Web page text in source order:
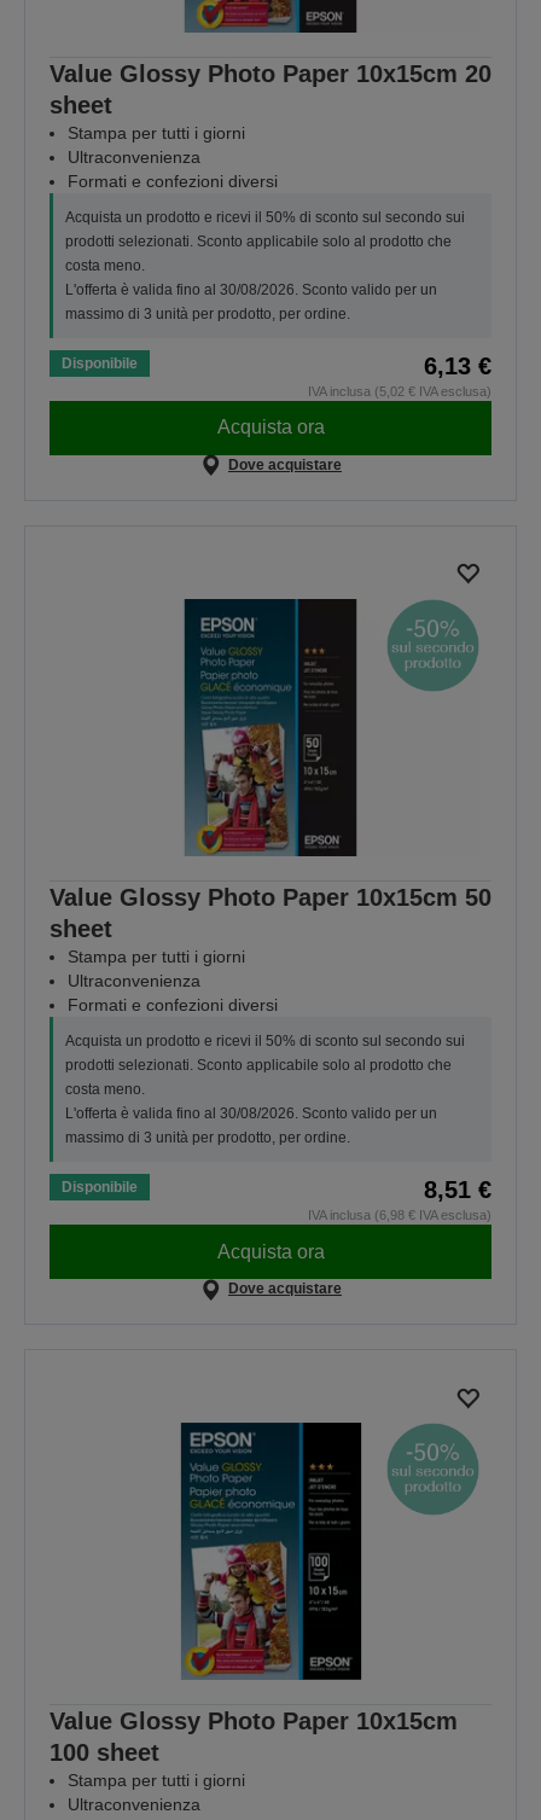
Value Glossy Photo Paper 10x15cm 20
sheet
Stampa per tutti i giorni
Ultraconvenienza
Formati e confezioni diversi
Acquista un prodotto e ricevi il 50% di sconto sul secondo sui
prodotti selezionati. Sconto applicabile solo al prodotto che
costa meno.
L'offerta è valida fino al 30/08/2026. Sconto valido per un
massimo di 3 unità per prodotto, per ordine.
Disponibile 6,13 €
IVA inclusa (5,02 € IVA esclusa)
Acquista ora
Dove acquistare
Value Glossy Photo Paper 10x15cm 50
sheet
Stampa per tutti i giorni
Ultraconvenienza
Formati e confezioni diversi
Acquista un prodotto e ricevi il 50% di sconto sul secondo sui
prodotti selezionati. Sconto applicabile solo al prodotto che
costa meno.
L'offerta è valida fino al 30/08/2026. Sconto valido per un
massimo di 3 unità per prodotto, per ordine.
Disponibile 8,51 €
IVA inclusa (6,98 € IVA esclusa)
Acquista ora
Dove acquistare
Value Glossy Photo Paper 10x15cm
100 sheet
Stampa per tutti i giorni
Ultraconvenienza